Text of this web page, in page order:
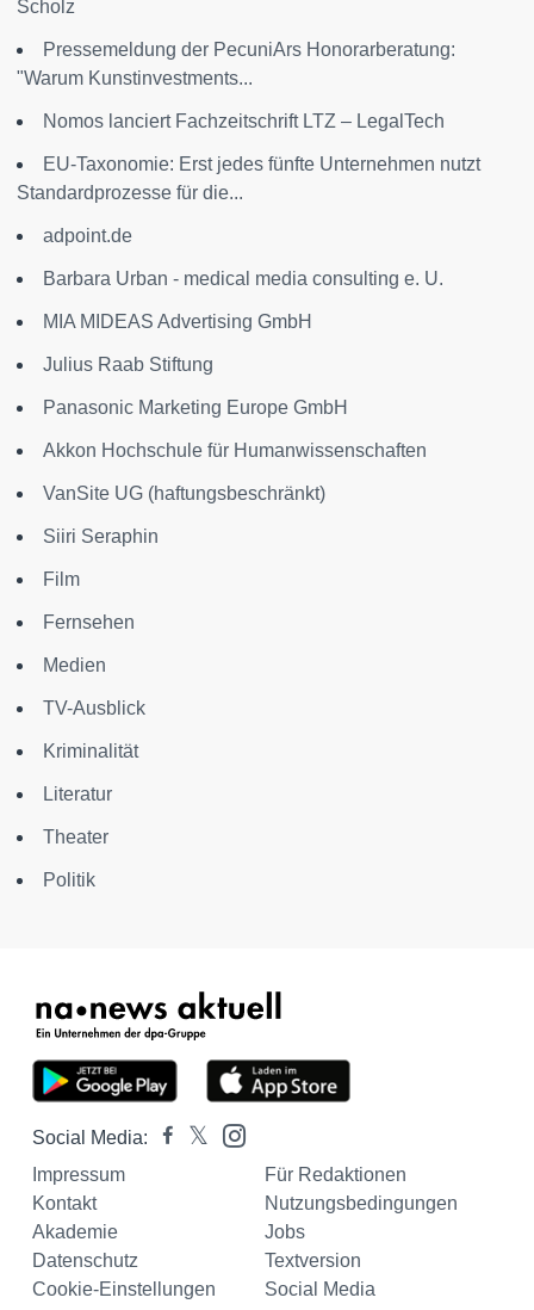
Scholz
Pressemeldung der PecuniArs Honorarberatung:
"Warum Kunstinvestments...
Nomos lanciert Fachzeitschrift LTZ – LegalTech
EU-Taxonomie: Erst jedes fünfte Unternehmen nutzt
Standardprozesse für die...
adpoint.de
Barbara Urban - medical media consulting e. U.
MIA MIDEAS Advertising GmbH
Julius Raab Stiftung
Panasonic Marketing Europe GmbH
Akkon Hochschule für Humanwissenschaften
VanSite UG (haftungsbeschränkt)
Siiri Seraphin
Film
Fernsehen
Medien
TV-Ausblick
Kriminalität
Literatur
Theater
Politik
Social Media:
Impressum
Für Redaktionen
Kontakt
Nutzungsbedingungen
Akademie
Jobs
Datenschutz
Textversion
Cookie-Einstellungen
Social Media